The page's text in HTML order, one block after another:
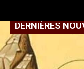
DERNIÈRES